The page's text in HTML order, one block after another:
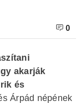
0
akarják
és
Árpád népének